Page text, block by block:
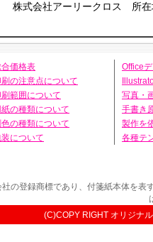
株式会社アーリークロス 所在
価格表
の注意点について
範囲について
紙の種類について
の種類について
について
Office
写真・
手書き
製作を
各種テ
の登録商標であり、付箋紙本体を
(C)COPY RIGHT オリジナ